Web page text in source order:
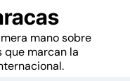
mano sobre
que marcan la